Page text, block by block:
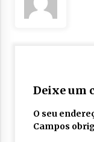
Deixe um
O seu
Campos